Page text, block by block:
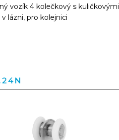
vozík 4 kolečkový s kuličkovými
v lázni, pro kolejnici